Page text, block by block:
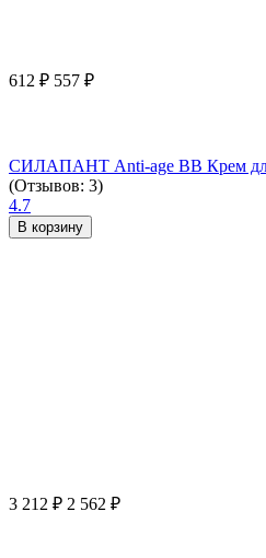
612 ₽ 557 ₽
СИЛАПАНТ Anti-age ВВ Крем
(Отзывов: 3)
4.7
В корзину
3 212 ₽ 2 562 ₽